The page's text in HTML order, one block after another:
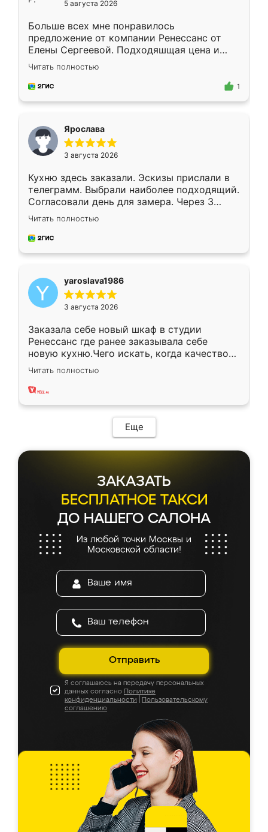
5 августа 2026
Больше всех мне понравилось
предложение от компании Ренессанс от
Елены Сергеевой. Подходяшщая цена и
короткие сроки изготовления. Приехавший
для замера сотрудник Владислав
предложил по моему эскизу самый
Читать полностью
1
Ярослава
3 августа 2026
Кухню здесь заказали. Эскизы прислали в
телеграмм. Выбрали наиболее подходящий.
Согласовали день для замера. Через 3
недели кухня была уже готова. Остались
довольны работой. Спасибо Ренессанс
мебель за качественную работу!
Читать полностью
yaroslava1986
3 августа 2026
Заказала себе новый шкаф в студии
Ренессанс где ранее заказывала себе
новую кухню.Чего искать, когда качеством
вполне довольна. Служит кухня уже почти
два года, нареканий нет.
Читать полностью
Еще
ЗАКАЗАТЬ
БЕСПЛАТНОЕ ТАКСИ
ДО НАШЕГО САЛОНА
Из любой точки Москвы и
Московской области!
Отправить
Я соглашаюсь на передачу персональных
данных согласно Политике
конфиденциальности
Пользовательскому
соглашению